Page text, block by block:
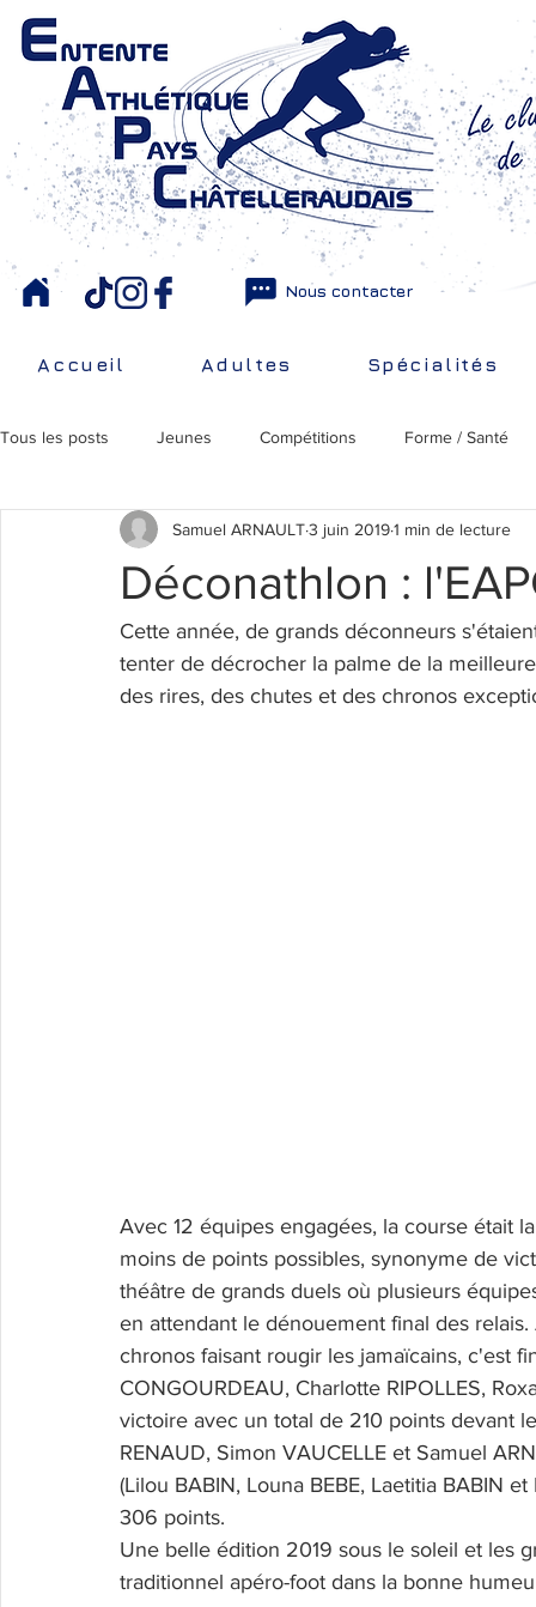
Nous contacter
Accueil Adultes Spécialités
Tous les posts Jeunes Compétitions Forme / Santé
Déconathlon :
Samuel ARNAULT3 juin 20191 min de lecture
Cette année, de grands déconneurs
tenter de décrocher la palme de la
des rires, des chutes et des chronos
Avec 12 équipes engagées, la course était
moins de points possibles, synonyme de
théâtre de grands duels où plusieurs
en attendant le dénouement final des
chronos faisant rougir les jamaïcains, c'est
CONGOURDEAU, Charlotte RIPOLLES,
victoire avec un total de 210 points devant
RENAUD, Simon VAUCELLE et Samuel
(Lilou BABIN, Louna BEBE, Laetitia BABIN
306 points.
Une belle édition 2019 sous le soleil et les
traditionnel apéro-foot dans la bonne